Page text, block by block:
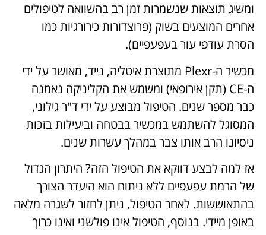
ומשיג תוצאות שנשמרות זמן רב בהשוואה לטיפולים
אחרים המוצעים בשוק (פרוצדורות כירורגיות כמו
הסרת עודפי עור בעפעפיים).
מכשיר ה-Plexr מתוצרת איטליה, נייד, מאושר על ידי
ה-CE (תקן אירופאי) ומשמש את הקליניקה נאמנה
כבר מספר שנים. הטיפול מבוצע על ידי ד"ר גילוני,
המסוגל להשתמש במכשיר בבטחה וביעילות בזכות
ניסיונו הרב אותו צבר במהלך עשרות שנים.
אז למה לבצע דווקא את הטיפול הזה? היתרון הגדול
של הרמת עפעפיים ללא ניתוח הוא היעדר הצורך
בהתאוששות. לאחר הטיפול, ניתן לחזור לשגרה מלאה
באופן מיידי. בנוסף, הטיפול אינו פולשני ואינו כרוך